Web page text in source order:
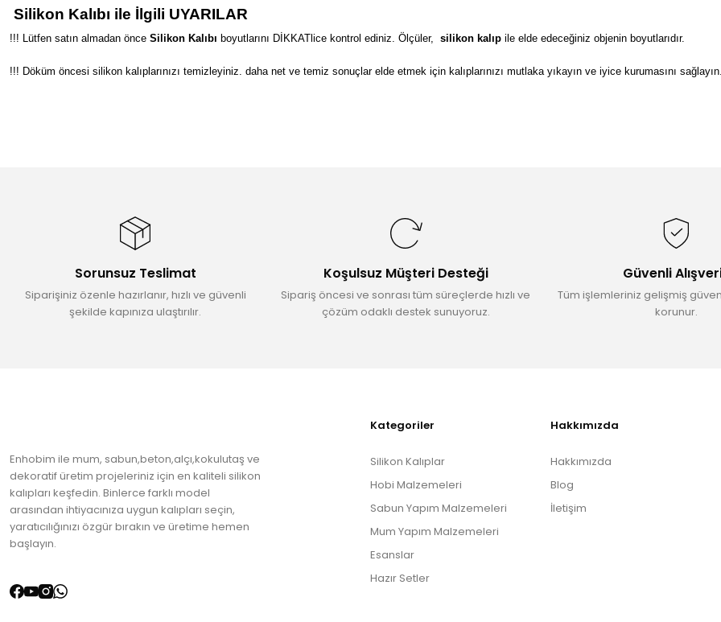
Silikon Kalıbı ile İlgili UYARILAR
!!! Lütfen satın almadan önce Silikon Kalıbı boyutlarını DİKKATlice kontrol ediniz. Ölçüler, silikon kalıp ile elde edeceğiniz objenin boyutlarıdır.
!!! Döküm öncesi silikon kalıplarınızı temizleyiniz. daha net ve temiz sonuçlar elde etmek için kalıplarınızı mutlaka yıkayın ve iyice kurumasını sağlayın.
Ürün açıklamasında eksik bilgiler bulunuyor.
Ürün fiyatı diğer sitelerden daha pahalı.
Bu ürüne benzer farklı alternatifler olmalı.
Sorunsuz Teslimat
Siparişiniz özenle hazırlanır, hızlı ve güvenli
şekilde kapınıza ulaştırılır.
Koşulsuz Müşteri Desteği
Sipariş öncesi ve sonrası tüm süreçlerde hızlı ve
çözüm odaklı destek sunuyoruz.
Güvenli
Tüm işlemleriniz gelişmiş
korunur.
Enhobim ile mum, sabun,beton,alçı,kokulutaş ve
dekoratif üretim projeleriniz için en kaliteli silikon
kalıpları keşfedin. Binlerce farklı model
arasından ihtiyacınıza uygun kalıpları seçin,
yaratıcılığınızı özgür bırakın ve üretime hemen
başlayın.
Kategoriler
Silikon Kalıplar
Hobi Malzemeleri
Sabun Yapım Malzemeleri
Mum Yapım Malzemeleri
Esanslar
Hazır Setler
Hakkımızda
Hakkımızda
Blog
İletişim